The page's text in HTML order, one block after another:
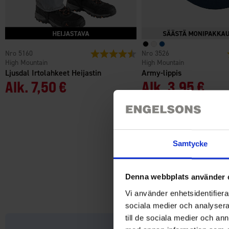
Samtycke
Denna webbplats använder
Vi använder
sociala medier och
till de sociala medier och
Ljusdal Irtolahkeet Heijastin
High Mountain
5160
Alk. 7,50 €
Arvio: 4.4 5:sta tähdestä
Army-lippis
High Mountain
3526
Alk.3,95 €